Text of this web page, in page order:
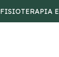
FISIOTERAPIA